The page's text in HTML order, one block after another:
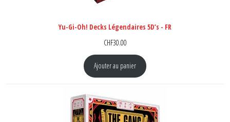
Yu-Gi-Oh! Decks Légendaires 5D’s - FR
CHF30.00
Ajouter au panier